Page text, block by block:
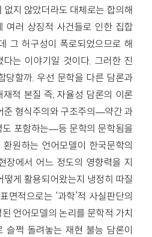
없지 않았더라도 대체로는 합의해
여러 상징적 사건들로 인한 집합
그 허구성이 폭로되었으므로 해
다는 이야기일 것이다. 그러한 진
당할까. 우선 문학을 다른 담론과
재적 본질 즉, 자율성 담론의 이론
준 형식주의와 구조주의—약간 과
도 포함하는—등 문학의 문학됨을
원하는 언어모델이 한국문학의
장에서 어느 정도의 영향력을 지
떻게 활용되어왔는지 냉정히 따질
면적으로는 ‘과학’적 사실판단의
언어모델의 논리를 문학적 가치
슬쩍 돌려놓는 재현 불능 담론이